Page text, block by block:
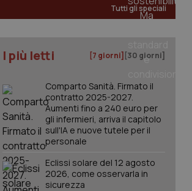
Tutti gli speciali
I più letti [7 giorni] [30 giorni]
Comparto Sanità. Firmato il
contratto 2025-2027.
Aumenti fino a 240 euro per
gli infermieri, arriva il capitolo
sull'IA e nuove tutele per il
personale
Eclissi solare del 12 agosto
2026, come osservarla in
sicurezza